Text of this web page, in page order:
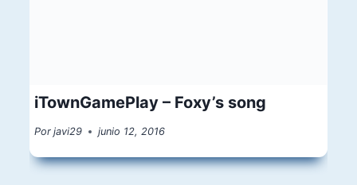
iTownGamePlay – Foxy’s song
Por javi29 junio 12, 2016